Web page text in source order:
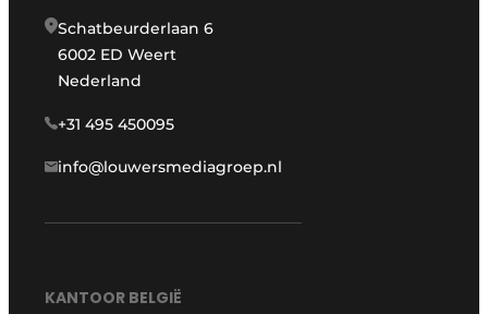
Schatbeurderlaan 6
6002 ED Weert
Nederland
+31 495 450095
info@louwersmediagroep.nl
KANTOOR BELGIË